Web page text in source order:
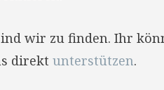
wir zu finden. Ihr
direkt unterstützen.